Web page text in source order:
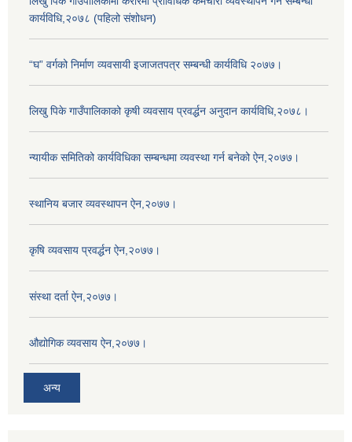
कार्यविधि,२०७८ (पहिलो संशोधन)
“घ” वर्गको निर्माण व्यवसायी इजाजतपत्र सम्बन्धी कार्यविधि २०७७।
लिखु पिके गाउँपालिकाको कृषी व्यवसाय प्रवर्द्धन अनुदान कार्यविधि,२०७८।
न्यायीक समितिको कार्यविधिका सम्बन्धमा व्यवस्था गर्न बनेको ऐन,२०७७।
स्थानिय बजार व्यवस्थापन ऐन,२०७७।
कृषि व्यवसाय प्रवर्द्धन ऐन,२०७७।
संस्था दर्ता ऐन,२०७७।
औद्योगिक व्यवसाय ऐन,२०७७।
अन्य